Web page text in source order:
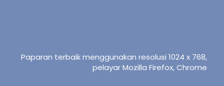
Paparan terbaik menggunakan resolusi 1024 x 768,
pelayar Mozilla Firefox, Chrome